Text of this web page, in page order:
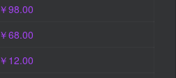
￥98.00
￥68.00
￥12.00